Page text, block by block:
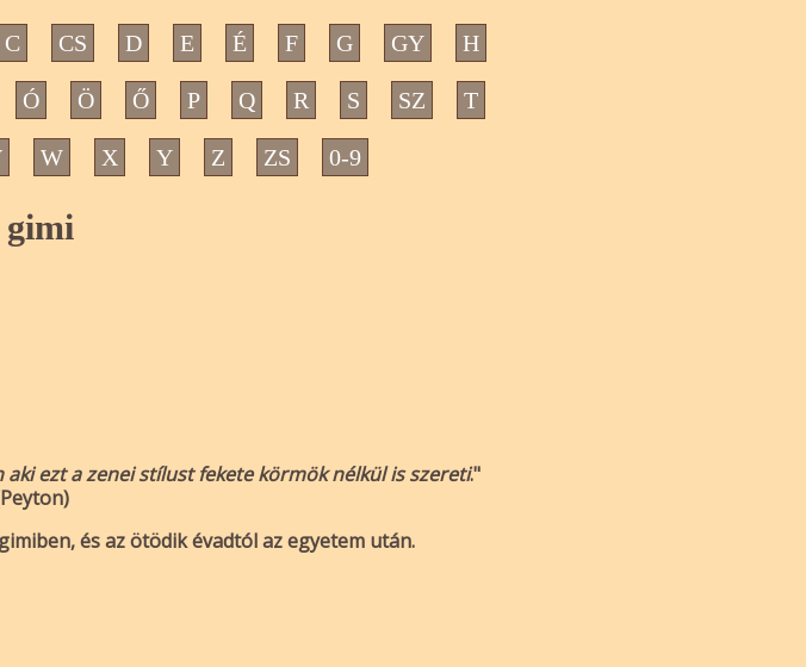
C CS D E É F G GY H
Ó Ö Ő P Q R S SZ T
W X Y Z ZS 0-9
ezt a zenei stílust fekete körmök nélkül is szereti."
és az ötödik évadtól az egyetem után.